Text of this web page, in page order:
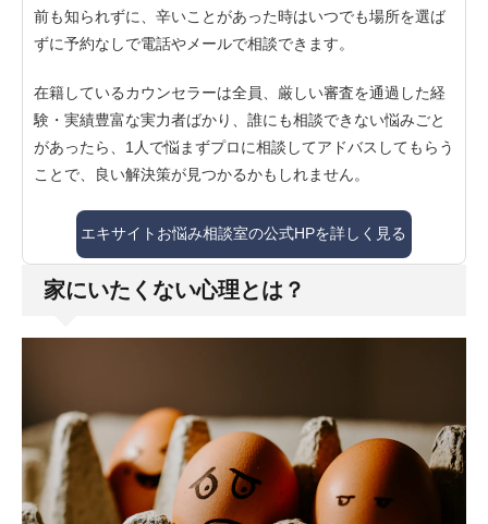
前も知られずに、辛いことがあった時はいつでも場所を選ば
ずに予約なしで電話やメールで相談できます。
在籍しているカウンセラーは全員、厳しい審査を通過した経
験・実績豊富な実力者ばかり、誰にも相談できない悩みごと
があったら、1人で悩まずプロに相談してアドバスしてもらう
ことで、良い解決策が見つかるかもしれません。
エキサイトお悩み相談室の公式HPを詳しく見る
家にいたくない心理とは？